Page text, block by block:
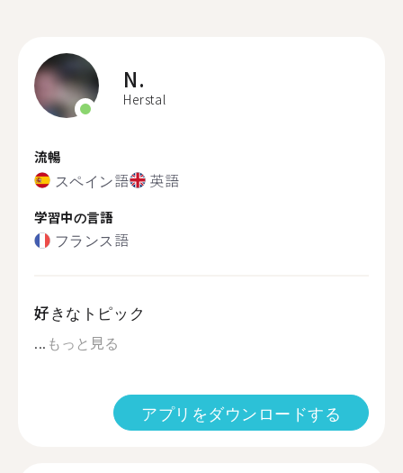
N.
Herstal
流暢
スペイン語 英語
学習中の言語
フランス語
好きなトピック
... もっと見る
アプリをダウンロードする